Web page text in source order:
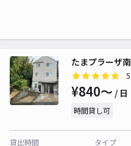
たまプラーザ
5
¥840〜 / 日
時間貸し可
貸出時間
タイプ